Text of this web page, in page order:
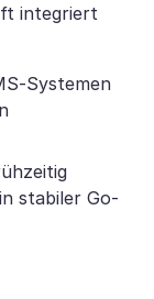
integriert
Systemen
stabiler Go-